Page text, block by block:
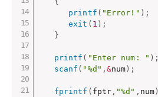
printf ( "Error!" ) ;
exit ( 1 ) ;
}
printf ( "Enter num: " ) ;
scanf ( "%d" , &num) ;
fprintf ( fptr , "%d" , num)